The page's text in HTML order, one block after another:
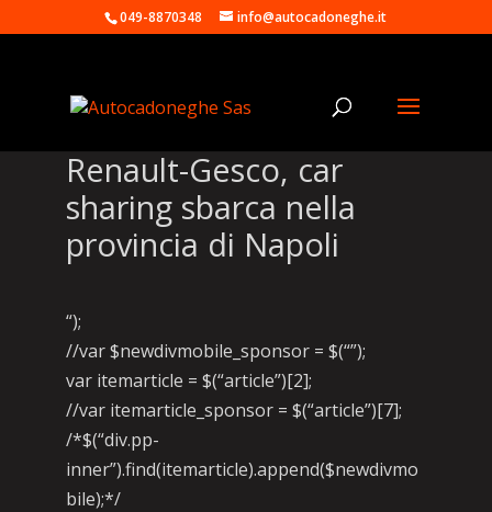
049-8870348 info@autocadoneghe.it
Renault-Gesco, car
sharing sbarca nella
provincia di Napoli
“);
//var $newdivmobile_sponsor = $(“”);
var itemarticle = $(“article”)[2];
//var itemarticle_sponsor = $(“article”)[7];
/*$(“div.pp-
inner”).find(itemarticle).append($newdivmo
bile);*/